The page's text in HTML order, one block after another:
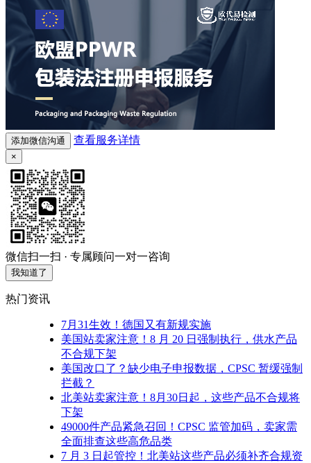
添加微信沟通 查看服务详情
×
微信扫一扫 · 专属顾问一对一咨询
我知道了
热门资讯
7月31生效！德国又有新规实施
美国站卖家注意！8 月 20 日强制执行，供水产品
不合规下架
美国改口了？缺少电子申报数据，CPSC 暂缓强制
拦截？
北美站卖家注意！8月30日起，这些产品不合规将
下架
49000件产品紧急召回！CPSC 监管加码，卖家需
全面排查这些高危品类
7 月 3 日起管控！北美站这些产品必须补齐合规资